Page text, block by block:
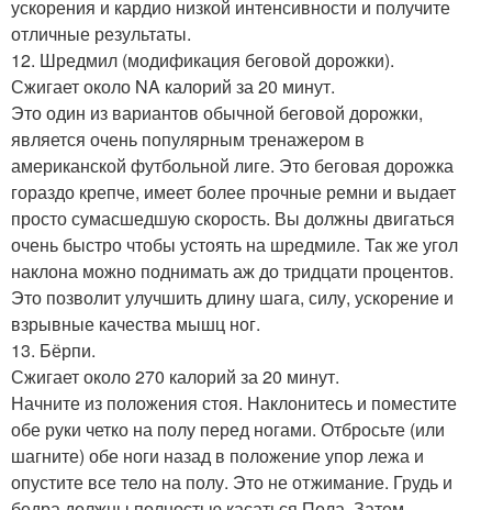
ускорения и кардио низкой интенсивности и получите
отличные результаты.
12. Шредмил (модификация беговой дорожки).
Сжигает около NA калорий за 20 минут.
Это один из вариантов обычной беговой дорожки,
является очень популярным тренажером в
американской футбольной лиге. Это беговая дорожка
гораздо крепче, имеет более прочные ремни и выдает
просто сумасшедшую скорость. Вы должны двигаться
очень быстро чтобы устоять на шредмиле. Так же угол
наклона можно поднимать аж до тридцати процентов.
Это позволит улучшить длину шага, силу, ускорение и
взрывные качества мышц ног.
13. Бёрпи.
Сжигает около 270 калорий за 20 минут.
Начните из положения стоя. Наклонитесь и поместите
обе руки четко на полу перед ногами. Отбросьте (или
шагните) обе ноги назад в положение упор лежа и
опустите все тело на полу. Это не отжимание. Грудь и